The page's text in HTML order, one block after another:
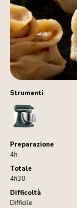
Strumenti
StandMixer
Preparazione
4h
Totale
4h30
Difficoltà
Difficile